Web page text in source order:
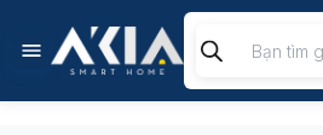
kiếm
sản